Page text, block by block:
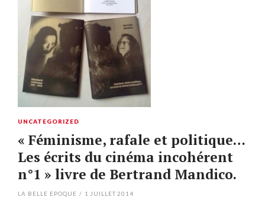
UNCATEGORIZED
« Féminisme, rafale et politique…
Les écrits du cinéma incohérent
n°1 » livre de Bertrand Mandico.
LA BELLE EPOQUE / 1 JUILLET 2014